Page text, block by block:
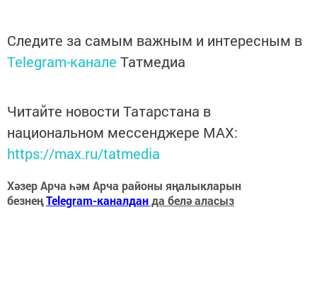
Следите за самым важным и интересным в
Telegram-канале Татмедиа
Читайте новости Татарстана в
национальном мессенджере MАХ:
https://max.ru/tatmedia
Хәзер Арча һәм Арча районы яңалыкларын
безнеңTelegram-каналданда белә аласыз